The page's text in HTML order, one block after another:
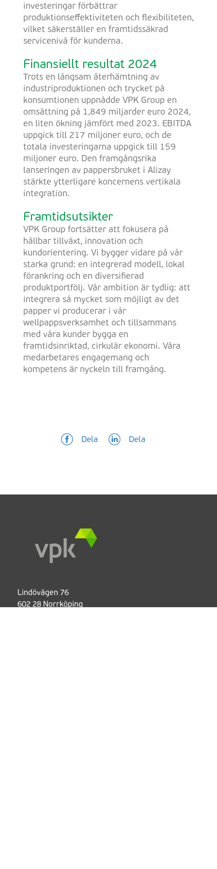
investeringar förbättrar
produktionseffektiviteten och flexibiliteten,
vilket säkerställer en framtidssäkrad
servicenivå för kunderna.
Finansiellt resultat 2024
Trots en långsam återhämtning av
industriproduktionen och trycket på
konsumtionen uppnådde VPK Group en
omsättning på 1,849 miljarder euro 2024,
en liten ökning jämfört med 2023. EBITDA
uppgick till 217 miljoner euro, och de
totala investeringarna uppgick till 159
miljoner euro. Den framgångsrika
lanseringen av pappersbruket i Alizay
stärkte ytterligare koncernens vertikala
integration.
Framtidsutsikter
VPK Group fortsätter att fokusera på
hållbar tillväxt, innovation och
kundorientering. Vi bygger vidare på vår
starka grund: en integrerad modell, lokal
förankring och en diversifierad
produktportfölj. Vår ambition är tydlig: att
integrera så mycket som möjligt av det
papper vi producerar i vår
wellpappsverksamhet och tillsammans
med våra kunder bygga en
framtidsinriktad, cirkulär ekonomi. Våra
medarbetares engagemang och
kompetens är nyckeln till framgång.
Dela Dela
Lindövägen 76
602 28 Norrköping